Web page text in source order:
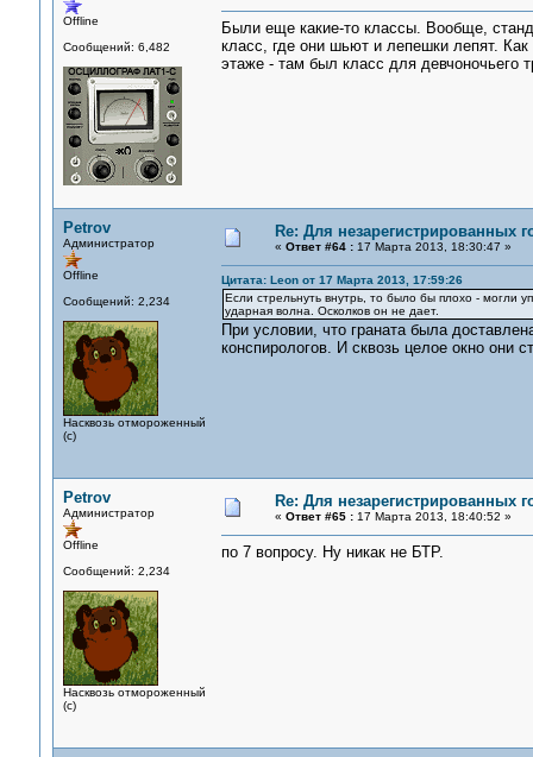
Offline
Сообщений: 6,482
Были еще какие-то классы. Вообще,
класс, где они шьют и лепешки лепят.
этаже - там был класс для девчоночьего
Petrov
Администратор
Offline
Сообщений: 2,234
Насквозь отмороженный
(с)
Re: Для незарегистрированных
« Ответ #64 :17 Марта 2013, 18:30:47 »
Цитата: Leon от 17 Марта 2013, 17:59:26
Если стрельнуть внутрь, то было бы плохо -
ударная волна. Осколков он не дает.
При условии, что граната была
конспирологов. И сквозь целое окно они
Petrov
Администратор
Offline
Сообщений: 2,234
Насквозь отмороженный
(с)
Re: Для незарегистрированных
« Ответ #65 :17 Марта 2013, 18:40:52 »
по 7 вопросу. Ну никак не БТР.